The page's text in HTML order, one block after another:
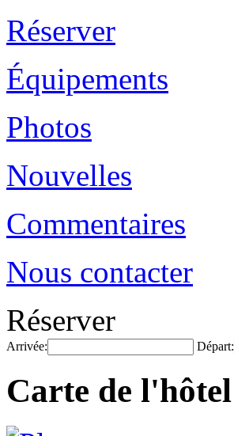
Réserver
Équipements
Photos
Nouvelles
Commentaires
Nous contacter
Réserver
Arrivée: Départ:
Carte de l'hôtel